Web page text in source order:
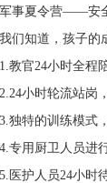
夏令营——安
知道，孩子的成
官24小时全程陪
小时轮流站岗，
特的训练模式，
用厨卫人员进行
护人员24小时待